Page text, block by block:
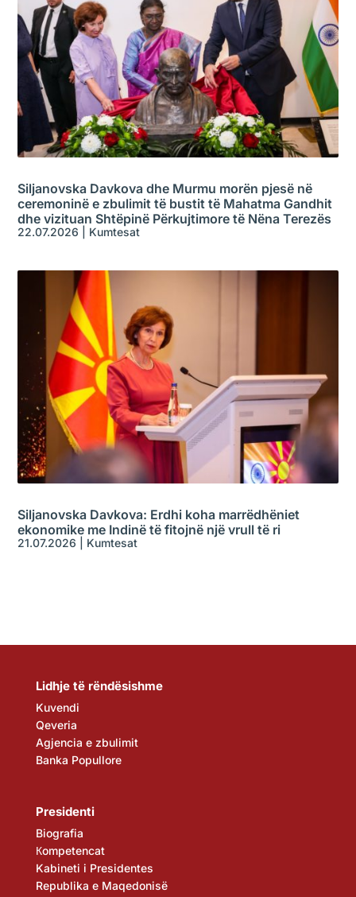
Siljanovska Davkova dhe Murmu morën pjesë në
ceremoninë e zbulimit të bustit të Mahatma Gandhit
dhe vizituan Shtëpinë Përkujtimore të Nëna Terezës
22.07.2026 Kumtesat
Siljanovska Davkova: Erdhi koha marrëdhëniet
ekonomike me Indinë të fitojnë një vrull të ri
21.07.2026 Kumtesat
Lidhje të rëndësishme
Kuvendi
Qeveria
Agjencia e zbulimit
Banka Popullore
Presidenti
Biografia
Кompetencat
Kabineti i Presidentes
Republika e Maqedonisë